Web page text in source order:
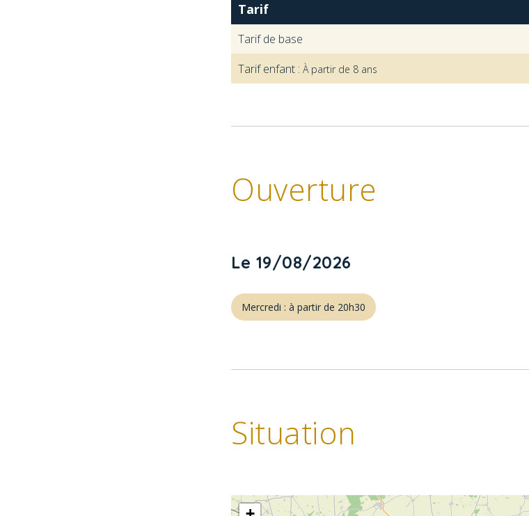
Tarif
Tarif de base
Tarif enfant : À partir de 8 ans
Ouverture
Le 19/08/2026
Mercredi : à partir de 20h30
Situation